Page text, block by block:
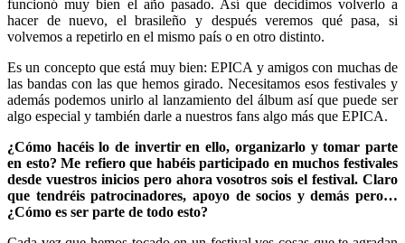
funcionó muy bien el año pasado. Así que decidimos volverlo a
hacer de nuevo, el brasileño y después veremos qué pasa, si
volvemos a repetirlo en el mismo país o en otro distinto.
Es un concepto que está muy bien: EPICA y amigos con muchas de
las bandas con las que hemos girado. Necesitamos esos festivales y
además podemos unirlo al lanzamiento del álbum así que puede ser
algo especial y también darle a nuestros fans algo más que EPICA.
¿Cómo hacéis lo de invertir en ello, organizarlo y tomar parte
en esto? Me refiero que habéis participado en muchos festivales
desde vuestros inicios pero ahora vosotros sois el festival. Claro
que tendréis patrocinadores, apoyo de socios y demás pero…
¿Cómo es ser parte de todo esto?